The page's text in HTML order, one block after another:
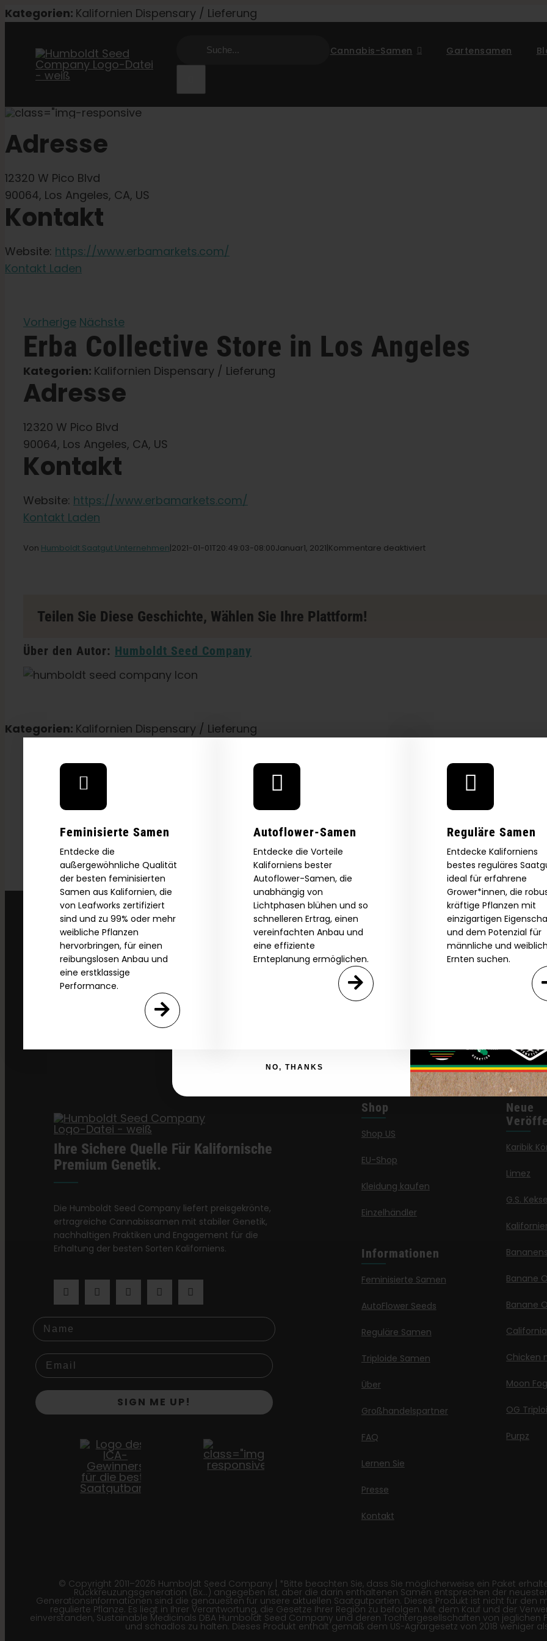
Zum
springen
Kategorien: Kalifornien Dispensary / Lieferung
Suche
Cannabis-Samen Gartensamen
Adresse
12320 W Pico Blvd
90064, Los Angeles, CA, US
Kontakt
Website: https://www.erbamarkets.com/
Kontakt Laden
Vorherige Nächste
Erba Collective Store in Los Angeles
Kategorien: Kalifornien Dispensary / Lieferung
Adresse
12320 W Pico Blvd
90064, Los Angeles, CA, US
Kontakt
Website: https://www.erbamarkets.com/
Kontakt Laden
Von Humboldt Saatgut Unternehmen|2021-01-01T20:49:03-08:00Januar1, 2021|Kommentare deaktiviertfür
Teilen Sie Diese Geschichte, Wählen Sie Ihre Plattform!
Über den Autor: Humboldt Seed Company
Kategorien: Kalifornien Dispensary / Lieferung
Feminisierte Samen
Entdecke die
außergewöhnliche Qualität
der besten feminisierten
Samen aus Kalifornien, die
von Leafworks zertifiziert
sind und zu 99% oder mehr
weibliche Pflanzen
hervorbringen, für einen
reibungslosen Anbau und
eine erstklassige
Performance.
Autoflower-Samen
Entdecke die Vorteile
Kaliforniens bester
Autoflower-Samen, die
unabhängig von
Lichtphasen blühen und so
schnelleren Ertrag, einen
vereinfachten Anbau und
eine effiziente
Ernteplanung ermöglichen.
Reguläre Samen
Entdecke Kaliforniens
bestes reguläres
ideal für erfahrene
Grower*innen, die
kräftige Pflanzen mit
einzigartigen
und dem Potenzial für
männliche und
Ernten suchen.
Ihre Sichere Quelle Für Kalifornische
Premium Genetik.
Die Humboldt Seed Company liefert preisgekrönte,
ertragreiche Cannabissamen mit stabiler Genetik,
nachhaltigen Praktiken und Engagement für die
Erhaltung der besten Sorten Kaliforniens.
Name
SIGN ME UP!
Shop
Shop US
EU-Shop
Kleidung kaufen
Einzelhändler
Informationen
Feminisierte Samen
AutoFlower Seeds
Reguläre Samen
Triploide Samen
Über
Großhandelspartner
FAQ
Lernen Sie
Presse
Kontakt
Neue
Karibik
Limez
G.S. Kekse
Banane
Banane
Chicken
Moon Fog
OG
Purpz
© Copyright 2011–2026 Humboldt Seed Company | *Bitte beachten Sie, dass Sie möglicherweise ein Paket
Rückkreuzungsgeneration (Bx…) angegeben ist, aber die darin enthaltenen Samen entsprechen der
Generationsinformationen sind die genauesten für unsere aktuellen Saatgutpartien. Dieses Produkt ist nicht für den
regulierte Pflanze. Es liegt in Ihrer Verantwortung, die Gesetze Ihrer Region zu befolgen. Mit dem Kauf und der
einverstanden, Sustainable Medicinals DBA Humboldt Seed Company und deren Tochtergesellschaften von
und schadlos zu halten. Dieses Produkt enthält gemäß dem US-Agrargesetz von 2018 weniger als
Are You Aged 18 Or Over?
The content and products of our website is reserved for
those of legal age.
Please see Terms & Conditions.
age_gap
I accept cookie settings and privacy policy
Agree & Enter
Explore Our Full
2026 Catalog.
Download our 2026 seed catalog. Plus, get 10% off
your first order and be the first to know about new
product drops, exclusive offers, and more.
*Our Site is For Users 21+ by Entering You Are Confirming You're 21+
NO, THANKS